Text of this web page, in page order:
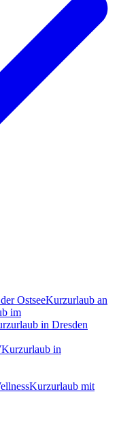
OstseeKurzurlaub an
im
in Dresden
Kurzurlaub in
Kurzurlaub mit